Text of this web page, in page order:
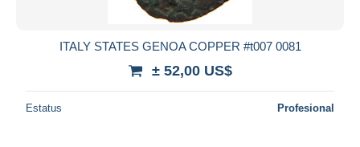
ITALY STATES GENOA COPPER #t007 0081
± 52,00 US$
Estatus Profesional